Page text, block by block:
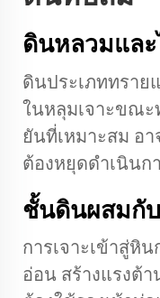
ดินหลวมแล
ดินประเภททราย
ในหลุมเจาะขณะ
ยันที่เหมาะสม อ
ต้องหยุดดำเนินก
ชั้นดินผสมกั
การเจาะเข้าสู่หิ
อ่อน สร้างแรงต้